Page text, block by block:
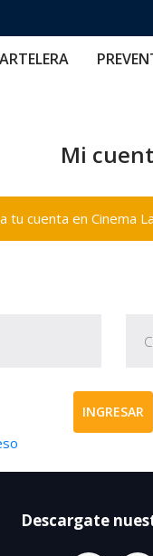
Mi
cuenta en Cinema
INGRESAR
Descargate